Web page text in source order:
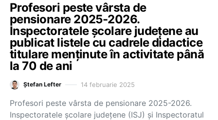
Profesori peste vârsta de
pensionare 2025-2026.
Inspectoratele școlare județene au
publicat listele cu cadrele didactice
titulare menținute în activitate până
la 70 de ani
Ștefan Lefter 14 februarie 2025
Profesori peste vârsta de pensionare 2025-2026.
Inspectoratele școlare județene (ISJ) și Inspectoratul